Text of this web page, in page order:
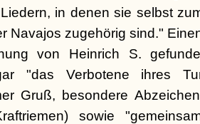
in denen sie selbst
Navajos zugehörig sind."
von Heinrich S.
"das Verbotene ihres
Gruß, besondere
sowie